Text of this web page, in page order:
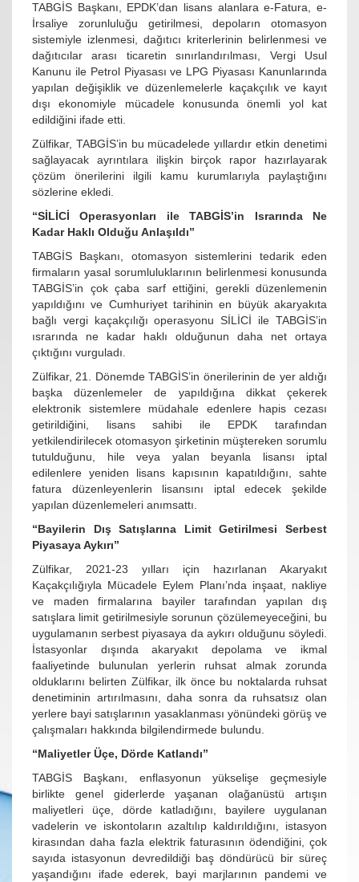
TABGİS Başkanı, EPDK’dan lisans alanlara e-Fatura, e-
İrsaliye zorunluluğu getirilmesi, depoların otomasyon
sistemiyle izlenmesi, dağıtıcı kriterlerinin belirlenmesi ve
dağıtıcılar arası ticaretin sınırlandırılması, Vergi Usul
Kanunu ile Petrol Piyasası ve LPG Piyasası Kanunlarında
yapılan değişiklik ve düzenlemelerle kaçakçılık ve kayıt
dışı ekonomiyle mücadele konusunda önemli yol kat
edildiğini ifade etti.
Zülfikar, TABGİS’in bu mücadelede yıllardır etkin denetimi
sağlayacak ayrıntılara ilişkin birçok rapor hazırlayarak
çözüm önerilerini ilgili kamu kurumlarıyla paylaştığını
sözlerine ekledi.
“SİLİCİ Operasyonları ile TABGİS’in Israrında Ne
Kadar Haklı Olduğu Anlaşıldı”
TABGİS Başkanı, otomasyon sistemlerini tedarik eden
firmaların yasal sorumluluklarının belirlenmesi konusunda
TABGİS’in çok çaba sarf ettiğini, gerekli düzenlemenin
yapıldığını ve Cumhuriyet tarihinin en büyük akaryakıta
bağlı vergi kaçakçılığı operasyonu SİLİCİ ile TABGİS’in
ısrarında ne kadar haklı olduğunun daha net ortaya
çıktığını vurguladı.
Zülfikar, 21. Dönemde TABGİS’in önerilerinin de yer aldığı
başka düzenlemeler de yapıldığına dikkat çekerek
elektronik sistemlere müdahale edenlere hapis cezası
getirildiğini, lisans sahibi ile EPDK tarafından
yetkilendirilecek otomasyon şirketinin müştereken sorumlu
tutulduğunu, hile veya yalan beyanla lisansı iptal
edilenlere yeniden lisans kapısının kapatıldığını, sahte
fatura düzenleyenlerin lisansını iptal edecek şekilde
yapılan düzenlemeleri anımsattı.
“Bayilerin Dış Satışlarına Limit Getirilmesi Serbest
Piyasaya Aykırı”
Zülfikar, 2021-23 yılları için hazırlanan Akaryakıt
Kaçakçılığıyla Mücadele Eylem Planı’nda inşaat, nakliye
ve maden firmalarına bayiler tarafından yapılan dış
satışlara limit getirilmesiyle sorunun çözülemeyeceğini, bu
uygulamanın serbest piyasaya da aykırı olduğunu söyledi.
İstasyonlar dışında akaryakıt depolama ve ikmal
faaliyetinde bulunulan yerlerin ruhsat almak zorunda
olduklarını belirten Zülfikar, ilk önce bu noktalarda ruhsat
denetiminin artırılmasını, daha sonra da ruhsatsız olan
yerlere bayi satışlarının yasaklanması yönündeki görüş ve
çalışmaları hakkında bilgilendirmede bulundu.
“Maliyetler Üçe, Dörde Katlandı”
TABGİS Başkanı, enflasyonun yükselişe geçmesiyle
birlikte genel giderlerde yaşanan olağanüstü artışın
maliyetleri üçe, dörde katladığını, bayilere uygulanan
vadelerin ve iskontoların azaltılıp kaldırıldığını, istasyon
kirasından daha fazla elektrik faturasının ödendiğini, çok
sayıda istasyonun devredildiği baş döndürücü bir süreç
yaşandığını ifade ederek, bayi marjlarının pandemi ve